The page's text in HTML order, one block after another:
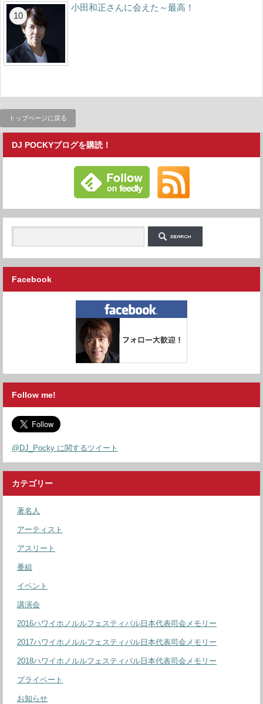
小田和正さんに会えた～最高！
トップページに戻る
DJ POCKYブログを購読！
Facebook
Follow me!
@DJ_Pocky に関するツイート
カテゴリー
著名人
アーティスト
アスリート
番組
イベント
講演会
2016ハワイホノルルフェスティバル日本代表司会メモリー
2017ハワイホノルルフェスティバル日本代表司会メモリー
2018ハワイホノルルフェスティバル日本代表司会メモリー
プライベート
お知らせ